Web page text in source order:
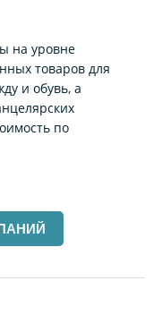
на уровне
товаров для
и обувь, а
по